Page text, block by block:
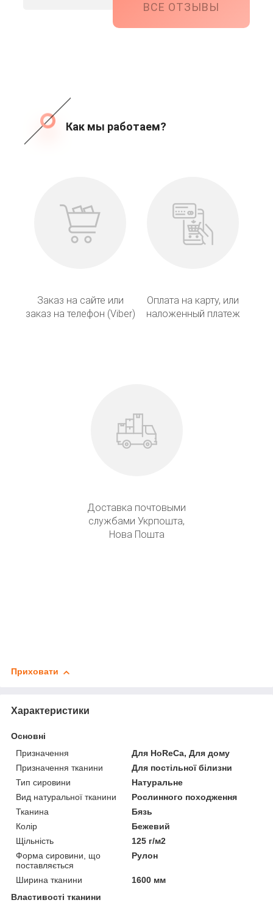
ВСЕ ОТЗЫВЫ
Как мы работаем?
Заказ на сайте или
заказ на телефон (Viber)
Оплата на карту, или
наложенный платеж
Доставка почтовыми
службами Укрпошта,
Нова Пошта
Приховати
Характеристики
Основні
Призначення
Для HoReCa, Для дому
Призначення тканини
Для постільної білизни
Тип сировини
Натуральне
Вид натуральної тканини
Рослинного походження
Тканина
Бязь
Колір
Бежевий
Щільність
125 г/м2
Форма сировини, що
поставляється
Рулон
Ширина тканини
1600 мм
Властивості тканини